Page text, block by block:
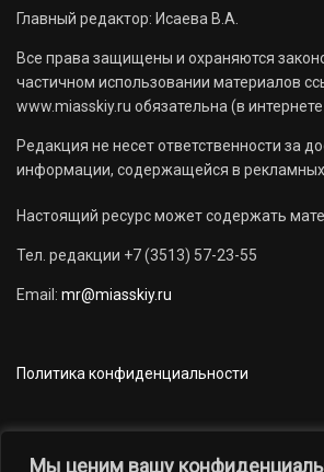
Мы ценим вашу
Главный редактор: Исаева В.А.
Все права защищены и охраняются
частичном использовании материалов
www.miasskiy.ru обязательна (в
Редакция не несет ответственности за
информации, содержащейся в
Настоящий ресурс может содержать
Тел. редакции +7 (3513) 57-23-55
Email: mr@miasskiy.ru
Политика конфиденциальности